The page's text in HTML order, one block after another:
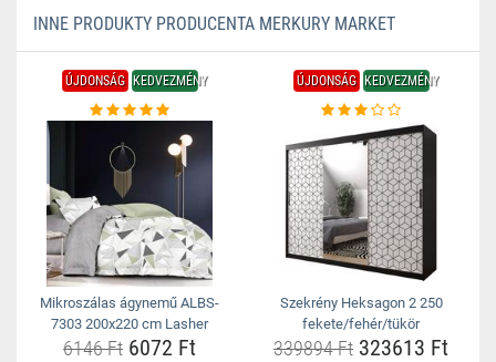
INNE PRODUKTY PRODUCENTA MERKURY MARKET
ÚJDONSÁG KEDVEZMÉNY
Mikroszálas ágynemű ALBS-
7303 200x220 cm Lasher
6146 Ft 6072 Ft
ÚJDONSÁG KEDVEZMÉNY
Szekrény Heksagon 2 250
fekete/fehér/tükör
339894 Ft 323613 Ft